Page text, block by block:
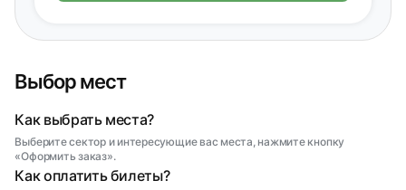
Выбор мест
Как выбрать места?
Выберите сектор и интересующие вас места, нажмите кнопку
«Оформить заказ».
Как оплатить билеты?